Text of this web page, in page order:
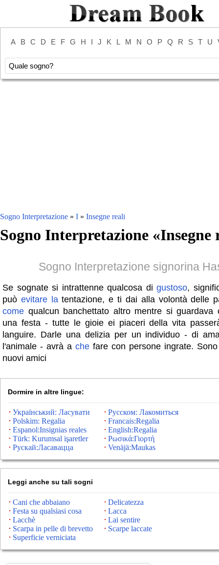
A B C D E F G H I J K L M N O P Q R S T U
Sogno Interpretazione » I » Insegne reali
Sogno Interpretazione «Insegne
Sogno Interpretazione signorina
Se sognate si intrattenne qualcosa di gustoso,
può evitare latentazione, e ti dai alla volontà delle
come qualcun banchettato altro mentre si guardava
una festa - tutte le gioie ei piaceri della vita
languire. Darle una delizia per un individuo - di
l'animale - avrà a che fare con persone ingrate.
nuovi amici
Dormire in altre lingue:
Український: Ласувати
Русском: Лакомиться
Polskim: Regalia
Francais:Regalia
Espanol:Insignias reales
English:Regalia
Türk: Kurumsal işaretler
Ρωσικά:Γιορτή
Рускай:Ласавацца
Venäjä:Maukas
Leggi anche su tali sogni
Cani che abbaiano
Delicatezza
Festa su qualsiasi cosa
Lacca
Lacchè
Lai sentire
Scarpa in pelle di brevetto
Scarpe laccate
Superficie verniciata